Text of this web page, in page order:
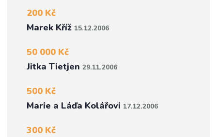
200 Kč
Marek Kříž 15.12.2006
50 000 Kč
Jitka Tietjen 29.11.2006
500 Kč
Marie a Láďa Kolářovi 17.12.2006
300 Kč